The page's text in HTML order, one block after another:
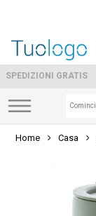
main
SPEDIZIONI GRATIS
Home Casa